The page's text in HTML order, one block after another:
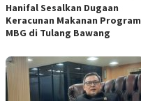
Hanifal Sesalkan Dugaan
Keracunan Makanan Program
MBG di Tulang Bawang